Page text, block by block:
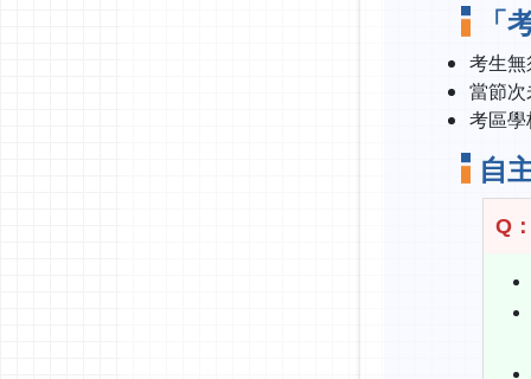
「
考生
當節
考區
自
Q